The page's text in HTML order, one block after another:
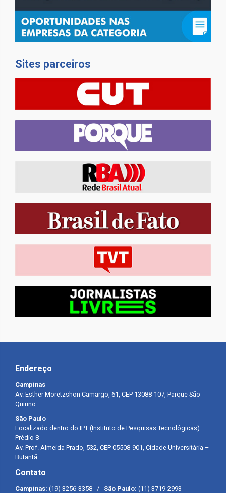
Sites parceiros
Endereço
Campinas
Av. Esther Moretzshon Camargo, 61, CEP 13088-107, Parque São
Quirino
São Paulo
Localizado dentro do IPT (Instituto de Pesquisas Tecnológicas) –
Prédio 8
Av. Prof. Almeida Prado, 532, CEP 05508-901, Cidade Universitária –
Butantã
Contato
Campinas: (19) 3256-3358 / São Paulo: (11) 3719-2993